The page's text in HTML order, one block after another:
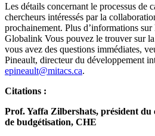
Les détails concernant le processus de
chercheurs intéressés par la
prochainement. Plus d’informations
Globalink Vous pouvez le trouver sur la
vous avez des questions immédiates,
Pineault, directeur du développement
epineault@mitacs.ca.
Citations :
Prof. Yaffa Zilbershats, président du
de budgétisation, CHE